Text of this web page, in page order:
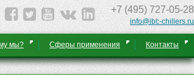
+7 (495) 727-05-28
info@ibc-chillers.ru
мы? Сферы применения Контакты